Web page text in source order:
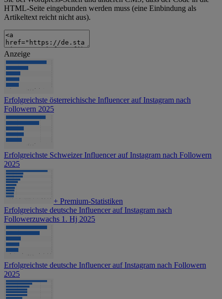
HTML-Seite eingebunden werden muss (eine Einbindung als
Artikeltext reicht nicht aus).
Anzeige
Erfolgreichste österreichische Influencer auf Instagram nach
Followern 2025
Erfolgreichste Schweizer Influencer auf Instagram nach Followern
2025
+ Premium-Statistiken
Erfolgreichste deutsche Influencer auf Instagram nach
Followerzuwachs 1. Hj 2025
Erfolgreichste deutsche Influencer auf Instagram nach Followern
2025